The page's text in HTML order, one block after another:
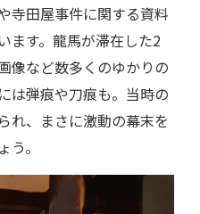
寺田屋事件に関する資料
ます。龍馬が滞在した2
像など数多くのゆかりの
は弾痕や刀痕も。当時の
れ、まさに激動の幕末を
。